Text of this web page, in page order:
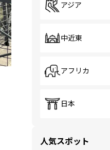
アジア
中近東
アフリカ
日本
人気スポット